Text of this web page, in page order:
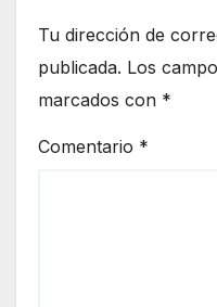
Tu dirección de
publicada. Los
marcados con *
Comentario *